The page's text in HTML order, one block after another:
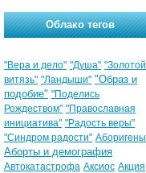
Облако тегов
"Вера и дело" "Душа" "Золотой
витязь" "Ландыши" "Образ и
подобие" "Поделись
Рождеством" "Православная
инициатива" "Радость веры"
"Синдром радости" Аборигены
Аборты и демография
Автокатастрофа Аксиос Акция